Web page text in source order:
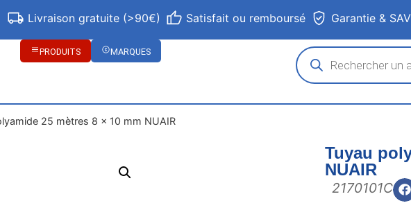
Livraison gratuite (>90€) Satisfait ou remboursé Garantie & SAV
PRODUITS MARQUES
25 mètres 8 x 10 mm NUAIR
Tuyau
NUAIR
2170101C